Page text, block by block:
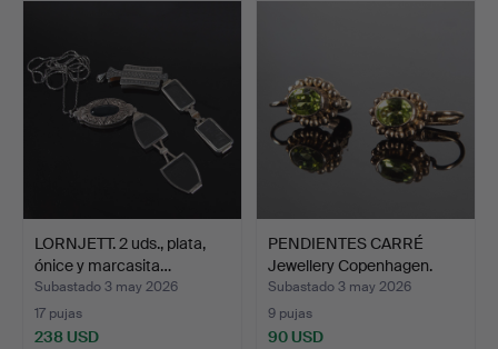
LORNJETT. 2 uds., plata,
ónice y marcasita…
Subastado 3 may 2026
17 pujas
238 USD
PENDIENTES CARRÉ
Jewellery Copenhagen.
Pla…
Subastado 3 may 2026
9 pujas
90 USD